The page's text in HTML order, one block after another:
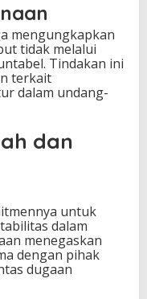
mengungkapkan
tidak melalui
Tindakan ini
terkait
dalam undang-
dan
untuk
dalam
menegaskan
dengan pihak
dugaan